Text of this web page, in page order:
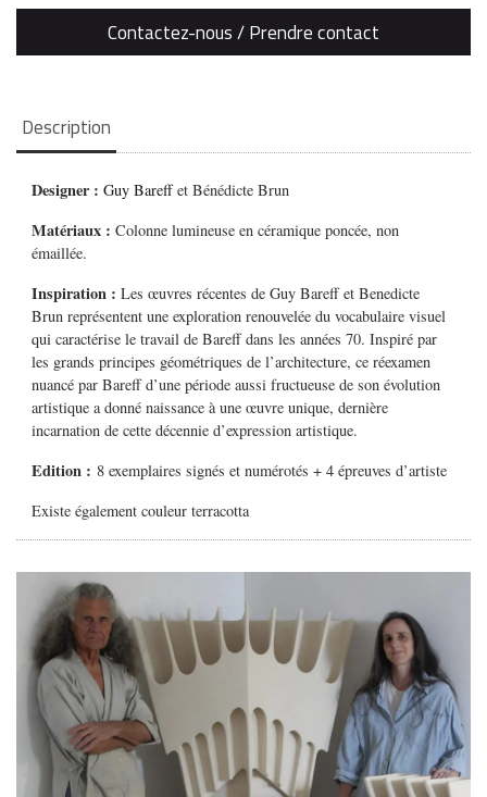
Contactez-nous / Prendre contact
Description
Designer : Guy Bareffet Bénédicte Brun
Matériaux : Colonne lumineuse en céramique poncée, non
émaillée.
Inspiration : Les œuvres récentes de Guy Bareff et Benedicte
Brun représentent une exploration renouvelée du vocabulaire visuel
qui caractérise le travail de Bareff dans les années 70. Inspiré par
les grands principes géométriques de l’architecture, ce réexamen
nuancé par Bareff d’une période aussi fructueuse de son évolution
artistique a donné naissance à une œuvre unique, dernière
incarnation de cette décennie d’expression artistique.
Edition : 8 exemplaires signés et numérotés + 4 épreuves d’artiste
Existe également couleur terracotta